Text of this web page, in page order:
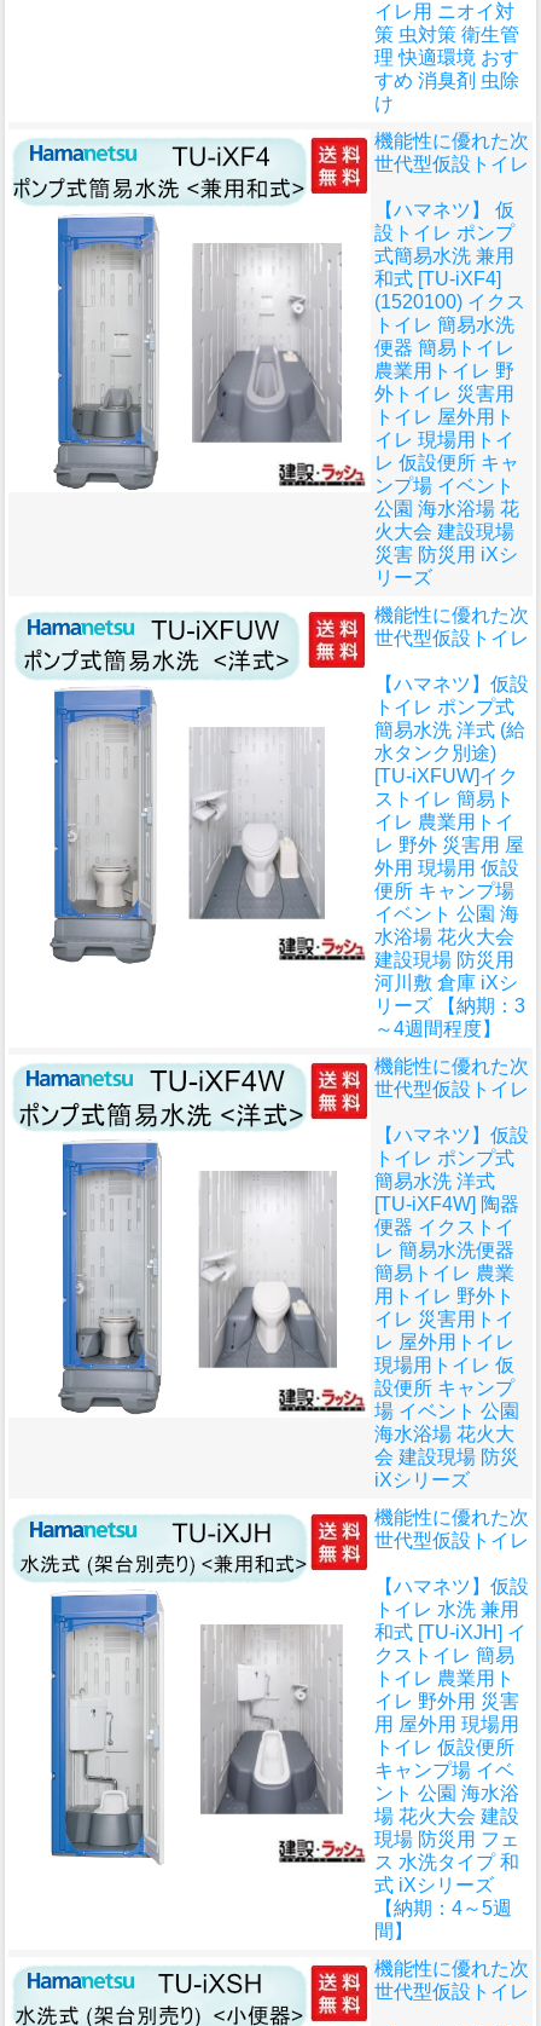
イレ用 ニオイ対
策 虫対策 衛生管
理 快適環境 おす
すめ 消臭剤 虫除
け
機能性に優れた次
世代型仮設トイレ
【ハマネツ】 仮
設トイレ ポンプ
式簡易水洗 兼用
和式 [TU-iXF4]
(1520100) イクス
トイレ 簡易水洗
便器 簡易トイレ
農業用トイレ 野
外トイレ 災害用
トイレ 屋外用ト
イレ 現場用トイ
レ 仮設便所 キャ
ンプ場 イベント
公園 海水浴場 花
火大会 建設現場
災害 防災用 iXシ
リーズ
機能性に優れた次
世代型仮設トイレ
【ハマネツ】仮設
トイレ ポンプ式
簡易水洗 洋式 (給
水タンク別途)
[TU-iXFUW]イク
ストイレ 簡易ト
イレ 農業用トイ
レ 野外 災害用 屋
外用 現場用 仮設
便所 キャンプ場
イベント 公園 海
水浴場 花火大会
建設現場 防災用
河川敷 倉庫 iXシ
リーズ 【納期：3
～4週間程度】
機能性に優れた次
世代型仮設トイレ
【ハマネツ】仮設
トイレ ポンプ式
簡易水洗 洋式
[TU-iXF4W] 陶器
便器 イクストイ
レ 簡易水洗便器
簡易トイレ 農業
用トイレ 野外ト
イレ 災害用トイ
レ 屋外用トイレ
現場用トイレ 仮
設便所 キャンプ
場 イベント 公園
海水浴場 花火大
会 建設現場 防災
iXシリーズ
機能性に優れた次
世代型仮設トイレ
【ハマネツ】仮設
トイレ 水洗 兼用
和式 [TU-iXJH] イ
クストイレ 簡易
トイレ 農業用ト
イレ 野外用 災害
用 屋外用 現場用
トイレ 仮設便所
キャンプ場 イベ
ント 公園 海水浴
場 花火大会 建設
現場 防災用 フェ
ス 水洗タイプ 和
式 iXシリーズ
【納期：4～5週
間】
機能性に優れた次
世代型仮設トイレ